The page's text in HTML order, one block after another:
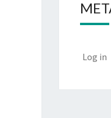
Log in